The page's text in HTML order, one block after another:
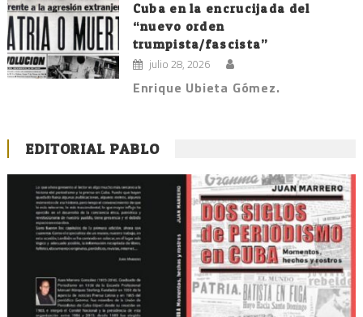
Cuba en la encrucijada del
“nuevo orden
trumpista/fascista”
julio 28, 2026
Enrique Ubieta Gómez.
EDITORIAL PABLO